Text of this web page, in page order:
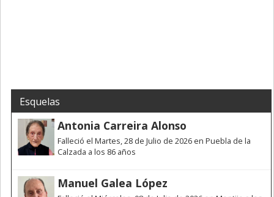
Esquelas
Antonia Carreira Alonso
Falleció el Martes, 28 de Julio de 2026 en Puebla de la
Calzada a los 86 años
Manuel Galea López